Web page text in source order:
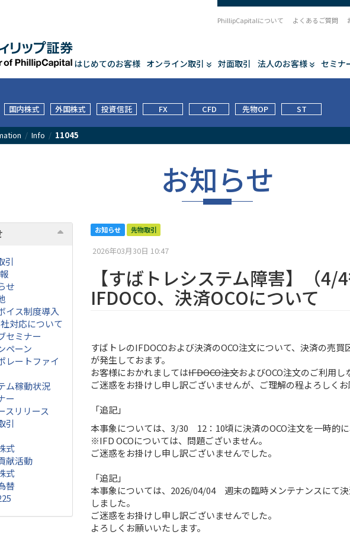
はじめてのお客様 オンライン取引 対面取引 法人のお客様 セミナ
PhillipCapitalについて よくあるご質問
国内株式 外国株式 投資信託 FX CFD 先物OP ST
/ Info / 11045
お知らせ
引
せ
イス制度導入
対応について
セミナー
ペーン
レートファイ
ム稼動状況
ー
スリリース
引
式
献活動
式
替
お知らせ 先物取引
2026年03月30日 10:47
【すばトレシステム障害】（4/
IFDOCO、決済OCOについて
すばトレのIFDOCOおよび決済のOCO注文について、決済の売
が発生しておます。
お客様におかれましてはIFDOCO注文およびOCO注文のご利用
ご迷惑をお掛けし申し訳ございませんが、ご理解の程よろしく
「追記」
本事象については、3/30 12：10頃に決済のOCO注文を一時的
※IFD OCOについては、問題ございません。
ご迷惑をお掛けし申し訳ございませんでした。
「追記」
本事象については、2026/04/04 週末の臨時メンテナンスにて
しました。
ご迷惑をお掛けし申し訳ございませんでした。
よろしくお願いいたします。